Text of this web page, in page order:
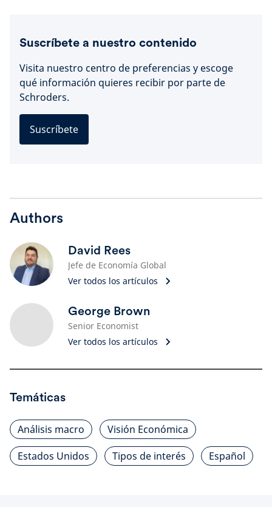
Suscríbete a nuestro contenido
Visita nuestro centro de preferencias y escoge
qué información quieres recibir por parte de
Schroders.
Suscríbete
Authors
David Rees
Jefe de Economía Global
Ver todos los artículos
George Brown
Senior Economist
Ver todos los artículos
Temáticas
Análisis macro
Visión Económica
Estados Unidos
Tipos de interés Español